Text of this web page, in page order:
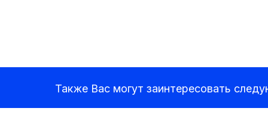
Также Вас могут заинтересовать